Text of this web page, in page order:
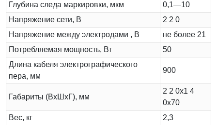
Глубина следа маркировки, мкм
0,1—10
Напряжение сети, В
2 2 0
Напряжение между электродами , В
не более 21
Потребляемая мощность, Вт
50
Длина кабеля электрографического
пера, мм
900
Габариты (ВхШхГ), мм
2 2 0х1 4
0х70
Вес, кг
2,3